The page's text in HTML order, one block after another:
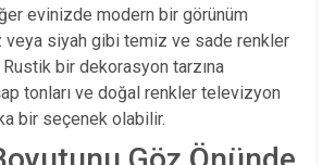
evinizde modern bir görünüm
veya siyah gibi temiz ve sade renkler
bir dekorasyon tarzına
tonları ve doğal renkler televizyon
bir seçenek olabilir.